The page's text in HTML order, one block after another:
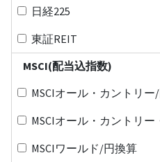
日経225
東証REIT
MSCI(配当込指数)
MSCIオール・カントリー
MSCIオール・カントリ
MSCIワールド/円換算